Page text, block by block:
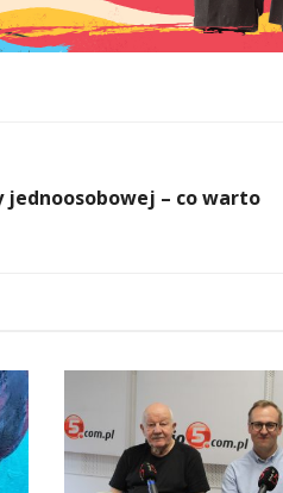
jednoosobowej – co warto